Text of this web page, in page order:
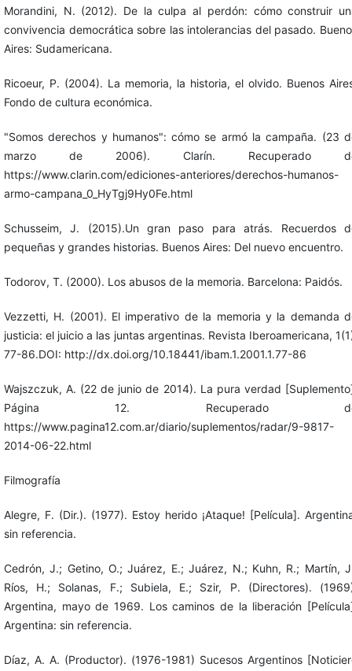
Morandini, N. (2012). De la culpa al perdón: cómo construir
convivencia democrática sobre las intolerancias del pasado.
Aires: Sudamericana.
Ricoeur, P. (2004). La memoria, la historia, el olvido. Buenos
Fondo de cultura económica.
"Somos derechos y humanos": cómo se armó la campaña. (23
marzo de 2006). Clarín. Recuperado
https://www.clarin.com/ediciones-anteriores/derechos-humanos-
armo-campana_0_HyTgj9Hy0Fe.html
Schusseim, J. (2015).Un gran paso para atrás. Recuerdos
pequeñas y grandes historias. Buenos Aires: Del nuevo encuentro.
Todorov, T. (2000). Los abusos de la memoria. Barcelona: Paidós.
Vezzetti, H. (2001). El imperativo de la memoria y la demanda
justicia: el juicio a las juntas argentinas. Revista Iberoamericana,
77-86.DOI: http://dx.doi.org/10.18441/ibam.1.2001.1.77-86
Wajszczuk, A. (22 de junio de 2014). La pura verdad
Página 12. Recuperado
https://www.pagina12.com.ar/diario/suplementos/radar/9-9817-
2014-06-22.html
Filmografía
Alegre, F. (Dir.). (1977). Estoy herido ¡Ataque! [Película].
sin referencia.
Cedrón, J.; Getino, O.; Juárez, E.; Juárez, N.; Kuhn, R.; Martín,
Ríos, H.; Solanas, F.; Subiela, E.; Szir, P. (Directores).
Argentina, mayo de 1969. Los caminos de la liberación
Argentina: sin referencia.
Díaz, A. A. (Productor). (1976-1981) Sucesos Argentinos